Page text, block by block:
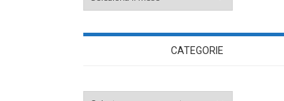
CATEGORIE
Categorie